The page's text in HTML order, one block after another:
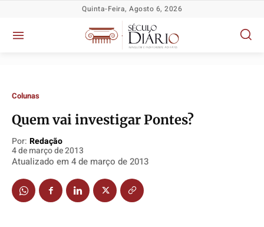
Política
TV Século
Política
TV Século
Política
TV Século
Política
TV Século
Quinta-Feira, Agosto 6, 2026
Colunas
Quem vai investigar Pontes?
Por: Redação
4 de março de 2013
Atualizado em 4 de março de 2013